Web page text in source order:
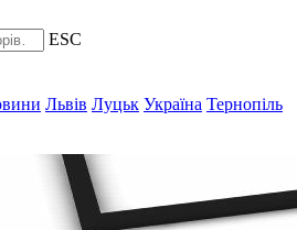
ESC
Львів Луцьк Україна Тернопіль